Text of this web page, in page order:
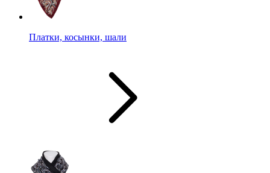
Платки, косынки, шали